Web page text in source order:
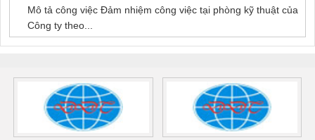
Mô tả công việc Đảm nhiệm công việc tại phòng kỹ thuật của
Công ty theo...